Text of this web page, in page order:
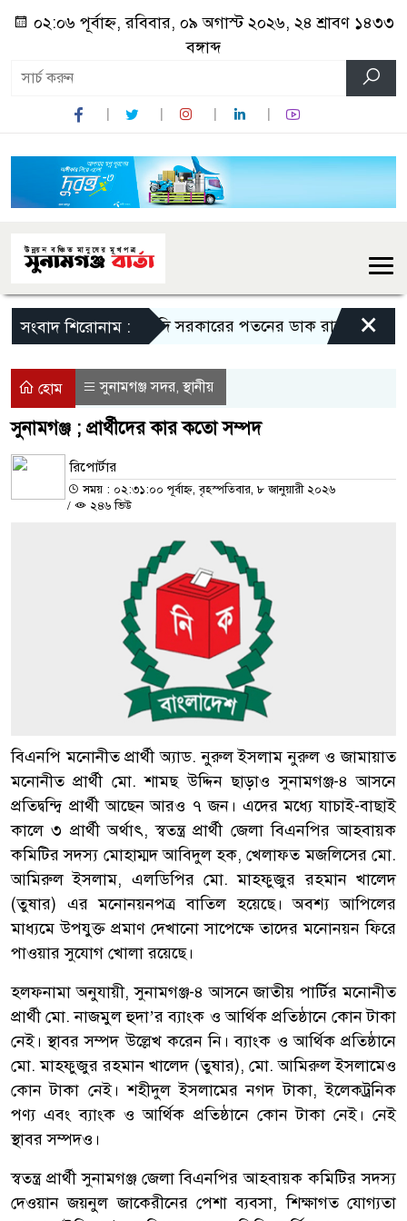
০২:০৬ পূর্বাহ্ন, রবিবার, ০৯ অগাস্ট ২০২৬, ২৪ শ্রাবণ ১৪৩৩
বঙ্গাব্দ
সংবাদ শিরোনাম :মোদি সরকারের পতনের ডাক রাহুল গান্ধীর
×
হোম সুনামগঞ্জ সদর,স্থানীয়
সুনামগঞ্জ ; প্রার্থীদের কার কতো সম্পদ
রিপোর্টার
সময় : ০২:৩১:০০ পূর্বাহ্ন, বৃহস্পতিবার, ৮ জানুয়ারী ২০২৬
/
২৪৬ ভিউ
বিএনপি মনোনীত প্রার্থী অ্যাড. নুরুল ইসলাম নুরুল ও জামায়াত
মনোনীত প্রার্থী মো. শামছ উদ্দিন ছাড়াও সুনামগঞ্জ-৪ আসনে
প্রতিদ্বন্দ্বি প্রার্থী আছেন আরও ৭ জন। এদের মধ্যে যাচাই-বাছাই
কালে ৩ প্রার্থী অর্থাৎ, স্বতন্ত্র প্রার্থী জেলা বিএনপির আহবায়ক
কমিটির সদস্য মোহাম্মদ আবিদুল হক, খেলাফত মজলিসের মো.
আমিরুল ইসলাম, এলডিপির মো. মাহফুজুর রহমান খালেদ
(তুষার) এর মনোনয়নপত্র বাতিল হয়েছে। অবশ্য আপিলের
মাধ্যমে উপযুক্ত প্রমাণ দেখানো সাপেক্ষে তাদের মনোনয়ন ফিরে
পাওয়ার সুযোগ খোলা রয়েছে।
হলফনামা অনুযায়ী, সুনামগঞ্জ-৪ আসনে জাতীয় পার্টির মনোনীত
প্রার্থী মো. নাজমুল হুদা’র ব্যাংক ও আর্থিক প্রতিষ্ঠানে কোন টাকা
নেই। স্থাবর সম্পদ উল্লেখ করেন নি। ব্যাংক ও আর্থিক প্রতিষ্ঠানে
মো. মাহফুজুর রহমান খালেদ (তুষার), মো. আমিরুল ইসলামেও
কোন টাকা নেই। শহীদুল ইসলামের নগদ টাকা, ইলেকট্রনিক
পণ্য এবং ব্যাংক ও আর্থিক প্রতিষ্ঠানে কোন টাকা নেই। নেই
স্থাবর সম্পদও।
স্বতন্ত্র প্রার্থী সুনামগঞ্জ জেলা বিএনপির আহবায়ক কমিটির সদস্য
দেওয়ান জয়নুল জাকেরীনের পেশা ব্যবসা, শিক্ষাগত যোগ্যতা